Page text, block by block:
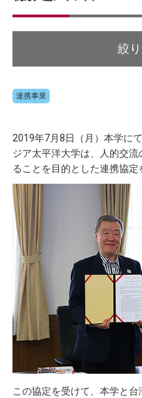
連携事業
2019年7月8日（月）本学に
ジア太平洋大学は、人的交
ることを目的とした連携協定
この協定を受けて、本学と台